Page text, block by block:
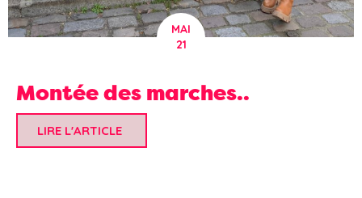
MAI
21
Montée des marches..
LIRE L'ARTICLE